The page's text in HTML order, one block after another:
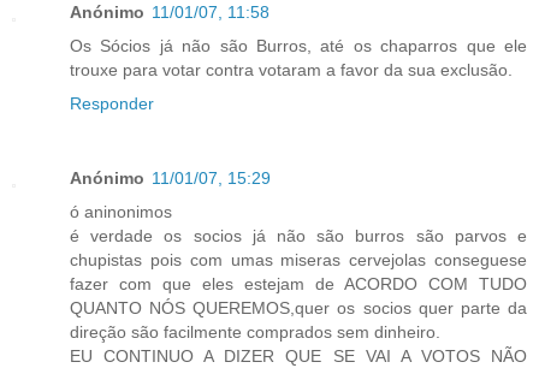
Anónimo 11/01/07, 11:58
Os Sócios já não são Burros, até os chaparros que ele
trouxe para votar contra votaram a favor da sua exclusão.
Responder
Anónimo 11/01/07, 15:29
ó aninonimos
é verdade os socios já não são burros são parvos e
chupistas pois com umas miseras cervejolas conseguese
fazer com que eles estejam de ACORDO COM TUDO
QUANTO NÓS QUEREMOS,quer os socios quer parte da
direção são facilmente comprados sem dinheiro.
EU CONTINUO A DIZER QUE SE VAI A VOTOS NÃO